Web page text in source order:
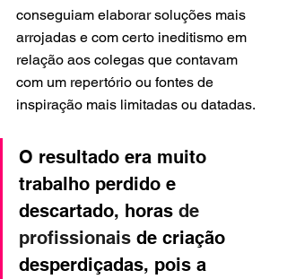
conseguiam elaborar soluções mais
arrojadas e com certo ineditismo em
relação aos colegas que contavam
com um repertório ou fontes de
inspiração mais limitadas ou datadas.
O resultado era muito
trabalho perdido e
descartado, horas de
profissionais de criação
desperdiçadas, pois a